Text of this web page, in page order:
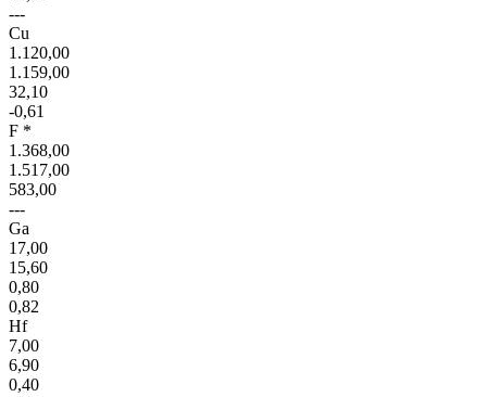
---
Cu
1.120,00
1.159,00
32,10
-0,61
F *
1.368,00
1.517,00
583,00
---
Ga
17,00
15,60
0,80
0,82
Hf
7,00
6,90
0,40